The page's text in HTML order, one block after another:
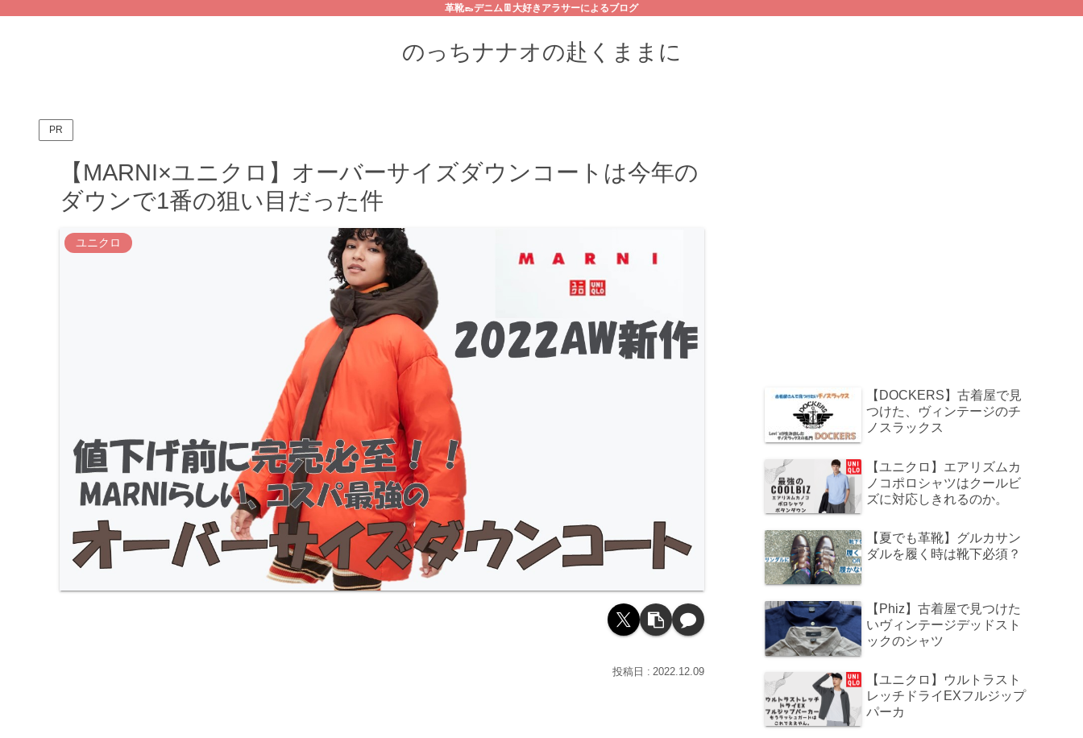
革靴👞デニム👖大好きアラサーによるブログ
のっちナナオの赴くままに
PR
【MARNI×ユニクロ】オーバーサイズダウンコートは今年の
ダウンで1番の狙い目だった件
ユニクロ
2022.12.09
【DOCKERS】古着屋で見
つけた、ヴィンテージのチ
ノスラックス
【ユニクロ】エアリズムカ
ノコポロシャツはクールビ
ズに対応しきれるのか。
【夏でも革靴】グルカサン
ダルを履く時は靴下必須？
【Phiz】古着屋で見つけた
いヴィンテージデッドスト
ックのシャツ
【ユニクロ】ウルトラスト
レッチドライEXフルジップ
パーカ